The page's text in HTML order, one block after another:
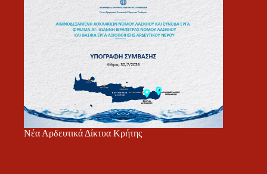
Νέα Αρδευτικά Δίκτυα Κρήτης